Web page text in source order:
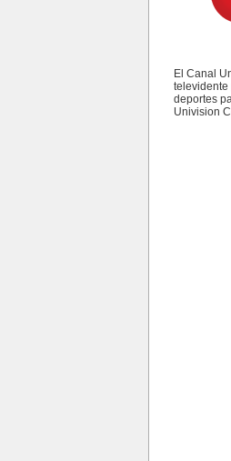
El Canal
televidente
deportes
Univision